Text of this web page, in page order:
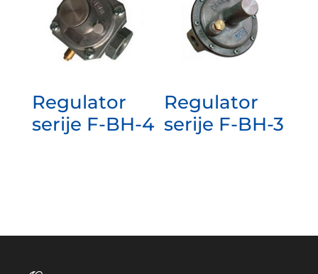
Regulator
serije F-BH-4
Regulator
serije F-BH-3